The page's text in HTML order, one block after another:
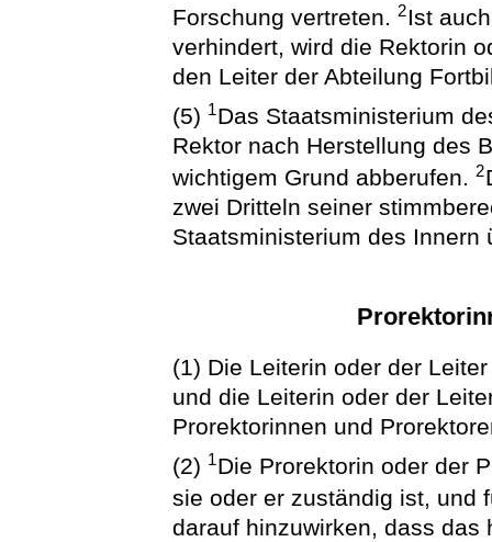
Forschung vertreten.2Ist
verhindert, wird die Rektorin
den Leiter der Abteilung
(5) 1Das Staatsministerium
Rektor nach Herstellung des
wichtigem Grund abberufen.2
zwei Dritteln seiner
Staatsministerium des Innern
(1) Die Leiterin oder der
und die Leiterin oder der
Prorektorinnen und
(2) 1Die Prorektorin oder der
sie oder er zuständig ist, und
darauf hinzuwirken, dass das